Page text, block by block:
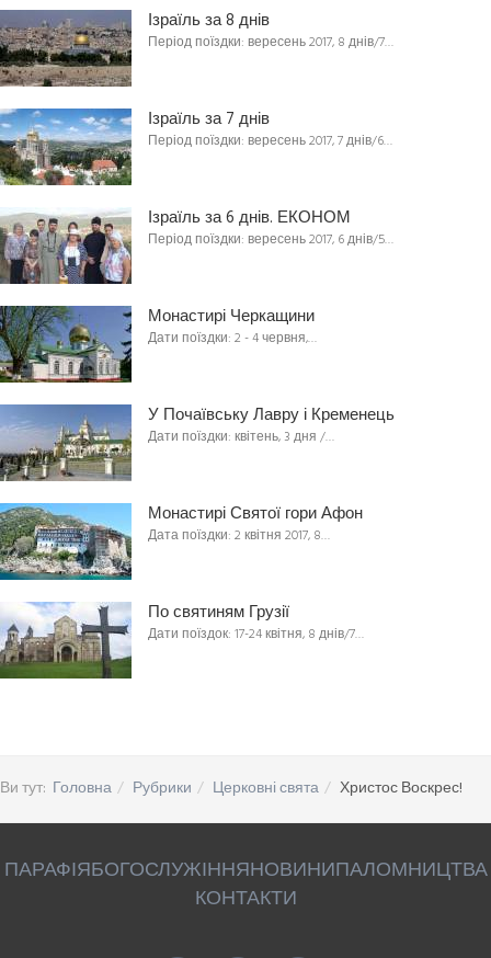
Ізраїль за 8 днів
Період поїздки: вересень 2017, 8 днів/7…
Ізраїль за 7 днів
Період поїздки: вересень 2017, 7 днів/6…
Ізраїль за 6 днів. ЕКОНОМ
Період поїздки: вересень 2017, 6 днів/5…
Монастирі Черкащини
Дати поїздки: 2 - 4 червня,…
У Почаївську Лавру і Кременець
Дати поїздки: квітень, 3 дня /…
Монастирі Святої гори Афон
Дата поїздки: 2 квітня 2017, 8…
По святиням Грузії
Дати поїздок: 17-24 квітня, 8 днів/7…
Ви тут: Головна Рубрики Церковні свята Христос Воскрес!
ПАРАФІЯБОГОСЛУЖІННЯНОВИНИПАЛОМНИЦТВА
КОНТАКТИ